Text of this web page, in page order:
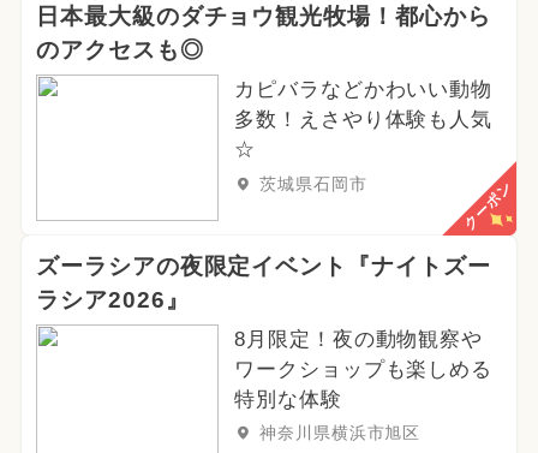
日本最大級のダチョウ観光牧場！都心から
のアクセスも◎
カピバラなどかわいい動物
多数！えさやり体験も人気
☆
茨城県石岡市 クーポン
ズーラシアの夜限定イベント『ナイトズー
ラシア2026』
8月限定！夜の動物観察や
ワークショップも楽しめる
特別な体験
神奈川県横浜市旭区